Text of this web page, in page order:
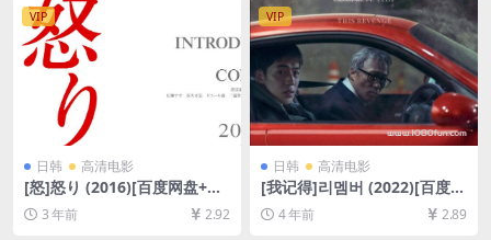
VIP
日韩 高清电影
[怒]怒り (2016)[百度网盘+夸
克网盘1080P超清未删减资源]
[网盘在线播放/下载][MP4/8.
3 年前 2.92
VIP
日韩 高清电影
[我记得]리멤버 (2022)[百度网
盘+迅雷云盘资源1080P超清
未删减][MP4/8GB][韩语中字]
4 年前 2.89